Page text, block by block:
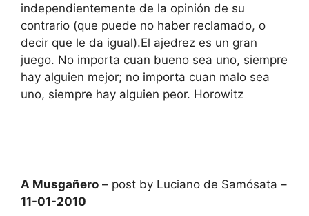
independientemente de la opinión de su
contrario (que puede no haber reclamado, o
decir que le da igual).El ajedrez es un gran
juego. No importa cuan bueno sea uno, siempre
hay alguien mejor; no importa cuan malo sea
uno, siempre hay alguien peor. Horowitz
A Musgañero – post by Luciano de Samósata –
11-01-2010